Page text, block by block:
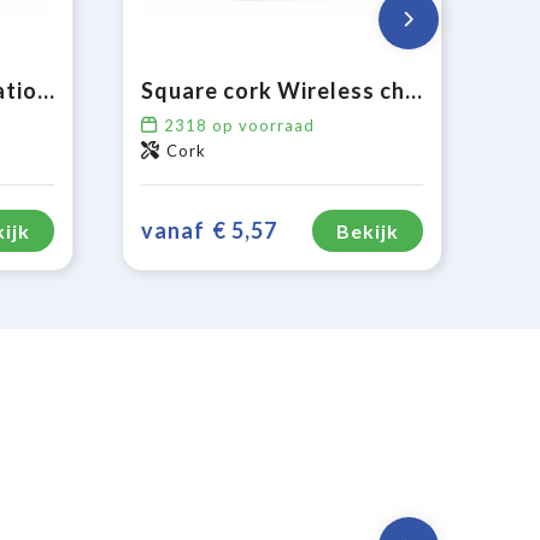
Draadloos oplaadstation bamboe 5W Square cork Wireless charger 5W
2318 op voorraad
Cork
vanaf € 5,57 Bekijk